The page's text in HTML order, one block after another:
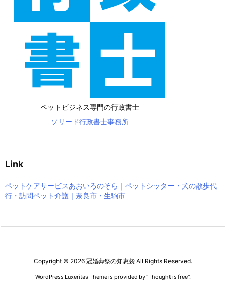
ペットビジネス専門の行政書士
ソリード行政書士事務所
Link
ペットケアサービスあおいろのそら｜ペットシッター・犬の散歩代
行・訪問ペット介護｜奈良市・生駒市
Copyright © 2026 冠婚葬祭の知恵袋 All Rights Reserved.
WordPress Luxeritas Theme is provided by "Thought is free".